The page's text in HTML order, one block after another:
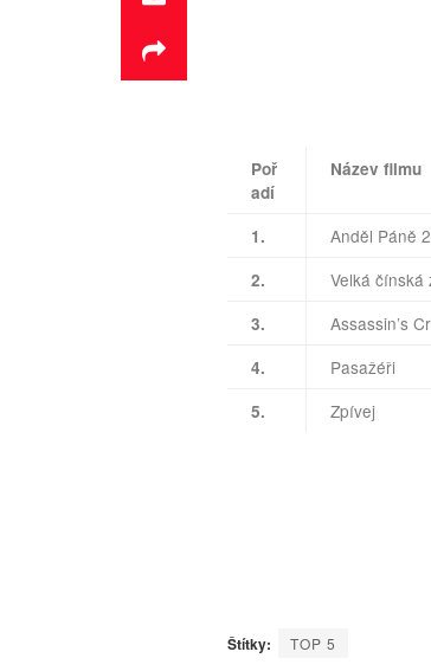
Poř
adí
Název filmu
1. Anděl Páně 2
2. Velká čínská
3. Assassin’s
4. Pasažéři
5. Zpívej
Štítky: TOP 5